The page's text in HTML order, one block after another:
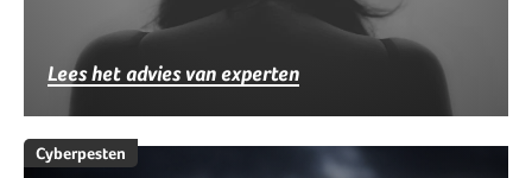
Lees het advies van experten
Cyberpesten